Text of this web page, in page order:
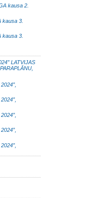
kausa 2.
kausa 3.
kausa 3.
LATVIJAS